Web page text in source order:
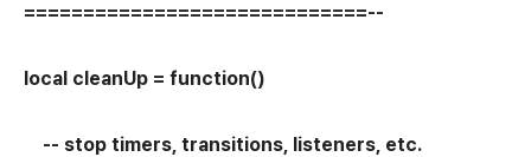
=============================--
local cleanUp = function()
-- stop timers, transitions, listeners, etc.